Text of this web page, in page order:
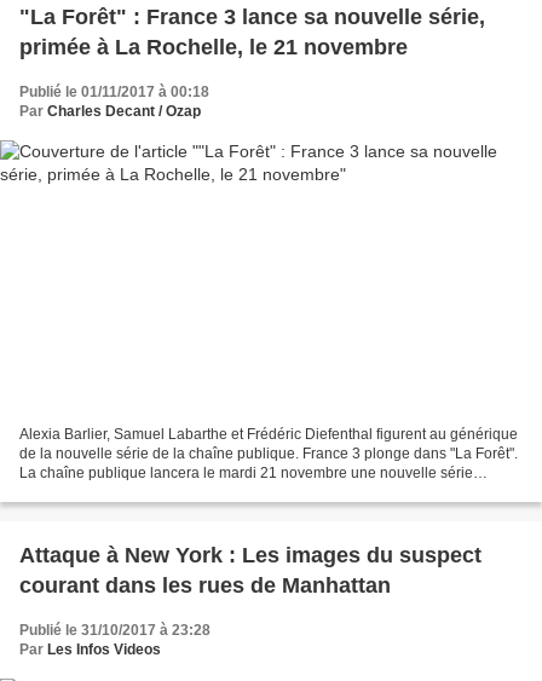
"La Forêt" : France 3 lance sa nouvelle série,
primée à La Rochelle, le 21 novembre
Publié le 01/11/2017 à 00:18
Par Charles Decant / Ozap
Alexia Barlier, Samuel Labarthe et Frédéric Diefenthal figurent au générique
de la nouvelle série de la chaîne publique. France 3 plonge dans "La Forêt".
La chaîne publique lancera le mardi 21 novembre une nouvelle série
Attaque à New York : Les images du suspect
courant dans les rues de Manhattan
Publié le 31/10/2017 à 23:28
Par Les Infos Videos